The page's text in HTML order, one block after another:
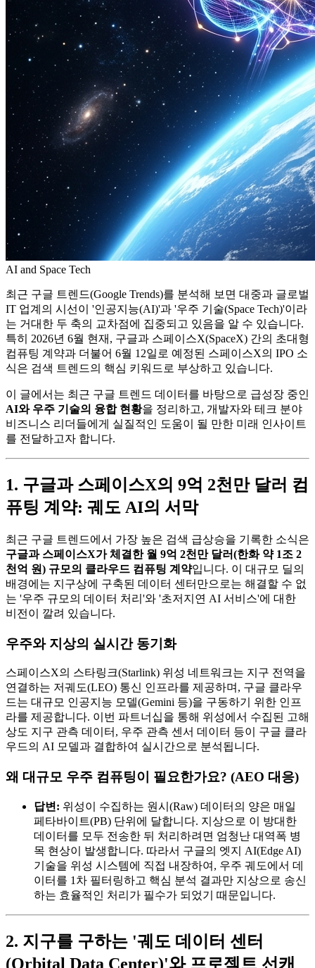
AI and Space Tech
최근 구글 트렌드(Google Trends)를 분석해 보면 대중과 글로벌
IT 업계의 시선이 '인공지능(AI)'과 '우주 기술(Space Tech)'이라
는 거대한 두 축의 교차점에 집중되고 있음을 알 수 있습니다.
특히 2026년 6월 현재, 구글과 스페이스X(SpaceX) 간의 초대형
컴퓨팅 계약과 더불어 6월 12일로 예정된 스페이스X의 IPO 소
식은 검색 트렌드의 핵심 키워드로 부상하고 있습니다.
이 글에서는 최근 구글 트렌드 데이터를 바탕으로 급성장 중인
AI와 우주 기술의 융합 현황을 정리하고, 개발자와 테크 분야
비즈니스 리더들에게 실질적인 도움이 될 만한 미래 인사이트
를 전달하고자 합니다.
1. 구글과 스페이스X의 9억 2천만 달러 컴
퓨팅 계약: 궤도 AI의 서막
최근 구글 트렌드에서 가장 높은 검색 급상승을 기록한 소식은
구글과 스페이스X가 체결한 월 9억 2천만 달러(한화 약 1조 2
천억 원) 규모의 클라우드 컴퓨팅 계약입니다. 이 대규모 딜의
배경에는 지구상에 구축된 데이터 센터만으로는 해결할 수 없
는 '우주 규모의 데이터 처리'와 '초저지연 AI 서비스'에 대한
비전이 깔려 있습니다.
우주와 지상의 실시간 동기화
스페이스X의 스타링크(Starlink) 위성 네트워크는 지구 전역을
연결하는 저궤도(LEO) 통신 인프라를 제공하며, 구글 클라우
드는 대규모 인공지능 모델(Gemini 등)을 구동하기 위한 인프
라를 제공합니다. 이번 파트너십을 통해 위성에서 수집된 고해
상도 지구 관측 데이터, 우주 관측 센서 데이터 등이 구글 클라
우드의 AI 모델과 결합하여 실시간으로 분석됩니다.
왜 대규모 우주 컴퓨팅이 필요한가요? (AEO 대응)
답변: 위성이 수집하는 원시(Raw) 데이터의 양은 매일
페타바이트(PB) 단위에 달합니다. 지상으로 이 방대한
데이터를 모두 전송한 뒤 처리하려면 엄청난 대역폭 병
목 현상이 발생합니다. 따라서 구글의 엣지 AI(Edge AI)
기술을 위성 시스템에 직접 내장하여, 우주 궤도에서 데
이터를 1차 필터링하고 핵심 분석 결과만 지상으로 송신
하는 효율적인 처리가 필수가 되었기 때문입니다.
2. 지구를 구하는 '궤도 데이터 센터
(Orbital Data Center)'와 프로젝트 선캐